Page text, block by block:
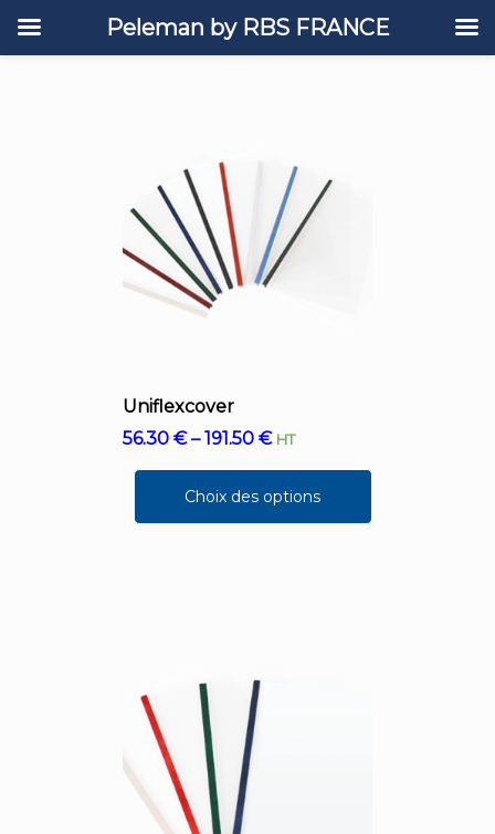
Uniflexcover
56.30€–191.50€ HT
Choix des options
Peleman by RBS FRANCE